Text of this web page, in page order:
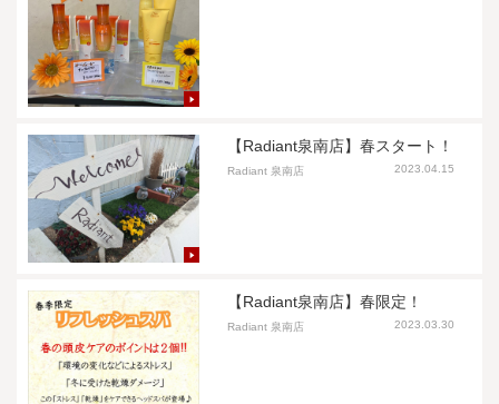
【Radiant泉南店】春スタート！
Radiant 泉南店 2023.04.15
【Radiant泉南店】春限定！
Radiant 泉南店 2023.03.30